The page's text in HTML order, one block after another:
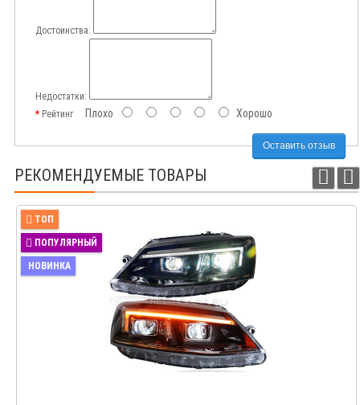
Достоинства:
Недостатки:
РейтингПлохо Хорошо
Оставить отзыв
РЕКОМЕНДУЕМЫЕ ТОВАРЫ
ТОП
ПОПУЛЯРНЫЙ
НОВИНКА